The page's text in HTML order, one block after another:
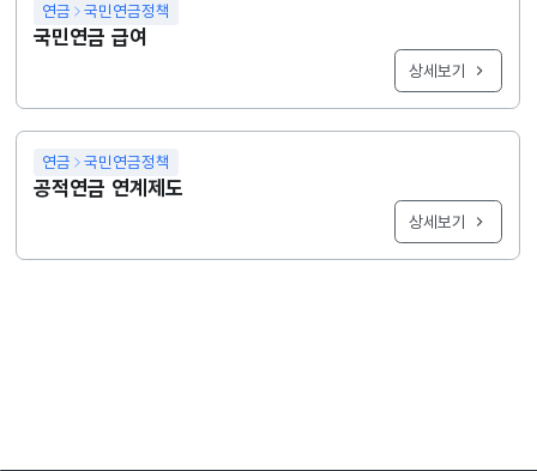
연금 국민연금정책
국민연금 급여
상세보기
연금 국민연금정책
공적연금 연계제도
상세보기